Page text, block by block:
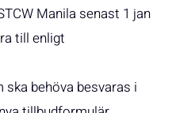
Manila senast 1 jan
till enligt
behöva besvaras i